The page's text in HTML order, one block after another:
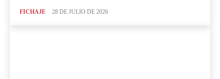
FICHAJE 28 DE JULIO DE 2026